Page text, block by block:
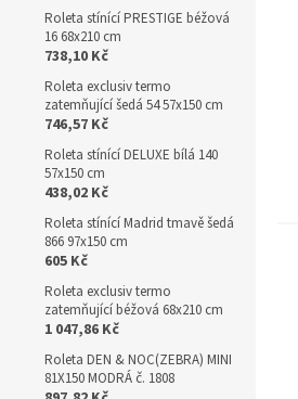
Roleta stínící PRESTIGE béžová
16 68x210 cm
738,10 Kč
Roleta exclusiv termo
zatemňující šedá 54 57x150 cm
746,57 Kč
Roleta stínící DELUXE bílá 140
57x150 cm
438,02 Kč
Roleta stínící Madrid tmavě šedá
866 97x150 cm
605 Kč
Roleta exclusiv termo
zatemňující béžová 68x210 cm
1 047,86 Kč
Roleta DEN & NOC(ZEBRA) MINI
81X150 MODRÁ č. 1808